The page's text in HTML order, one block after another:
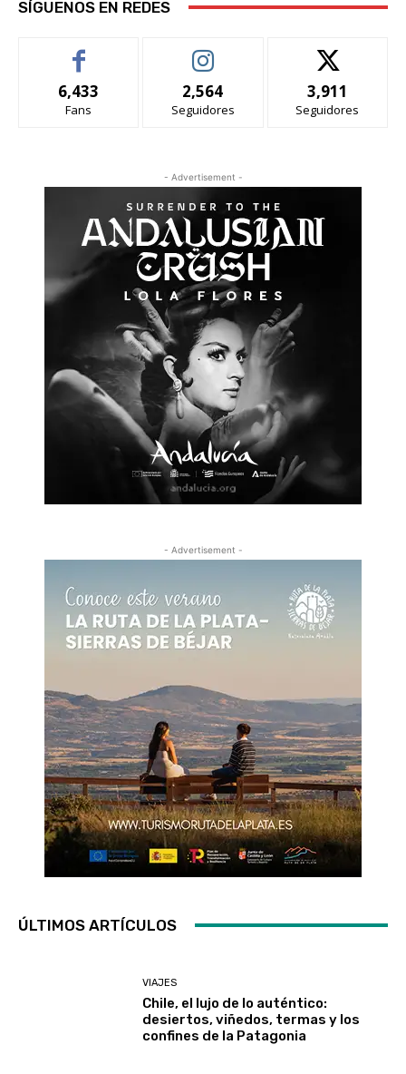
SÍGUENOS EN REDES
6,433
Fans
2,564
Seguidores
3,911
Seguidores
- Advertisement -
- Advertisement -
ÚLTIMOS ARTÍCULOS
VIAJES
Chile, el lujo de lo auténtico:
desiertos, viñedos, termas y los
confines de la Patagonia